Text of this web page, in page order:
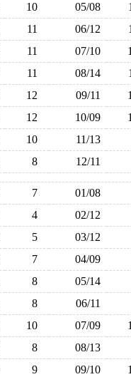
10 05/08
11 06/12
11 07/10
11 08/14
12 09/11
12 10/09
10
11/13
8 12/11
7
01/08
4
02/12
5
03/12
7
04/09
8
05/14
8
06/11
10 07/09
8
08/13
9 09/10